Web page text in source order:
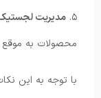
۵. مدیریت
محصولات به موقع
با توجه به این